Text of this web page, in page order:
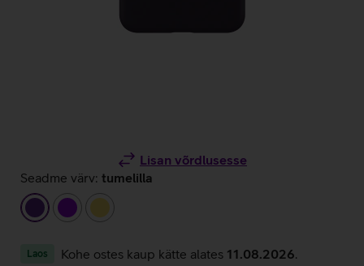
Lisan võrdlusesse
Seadme värv: tumelilla
tumelillalilla kollane
Laos Kohe ostes kaup kätte alates 11.08.2026